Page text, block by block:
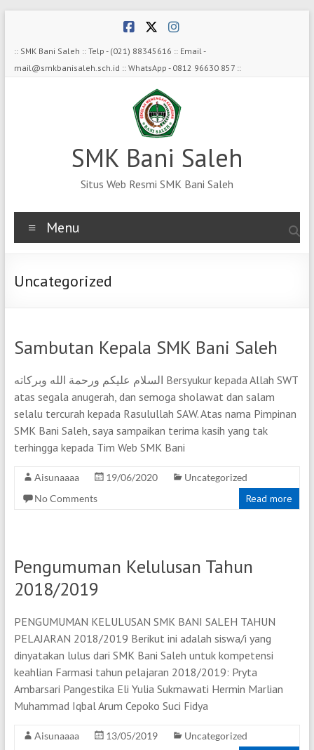
content
:: SMK Bani Saleh :: Telp - (021) 88345616 :: Email -
mail@smkbanisaleh.sch.id :: WhatsApp - 0812 96630 857 ::
SMK Bani Saleh
Situs Web Resmi SMK Bani Saleh
Menu
Uncategorized
Sambutan Kepala SMK Bani Saleh
السلام عليكم ورحمة الله وبركاته Bersyukur kepada Allah SWT
atas segala anugerah, dan semoga sholawat dan salam
selalu tercurah kepada Rasulullah SAW. Atas nama Pimpinan
SMK Bani Saleh, saya sampaikan terima kasih yang tak
terhingga kepada Tim Web SMK Bani
Aisunaaaa 19/06/2020
Uncategorized
No Comments
Read more
Pengumuman Kelulusan Tahun
2018/2019
PENGUMUMAN KELULUSAN SMK BANI SALEH TAHUN
PELAJARAN 2018/2019 Berikut ini adalah siswa/i yang
dinyatakan lulus dari SMK Bani Saleh untuk kompetensi
keahlian Farmasi tahun pelajaran 2018/2019: Pryta
Ambarsari Pangestika Eli Yulia Sukmawati Hermin Marlian
Muhammad Iqbal Arum Cepoko Suci Fidya
Aisunaaaa 13/05/2019
Uncategorized